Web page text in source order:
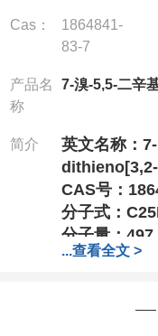
Cas：
1864841-
83-7
产品名
称
7-溴-5,5-二辛
简介 英文名称：
dithieno[3,2-
CAS号：
分子式：
分子量：
战略合作关
专业、专注
...查看全文 >